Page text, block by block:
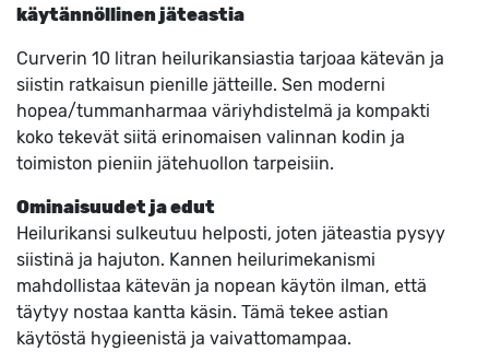
käytännöllinen jäteastia
Curverin 10 litran heilurikansiastia tarjoaa kätevän ja
siistin ratkaisun pienille jätteille. Sen moderni
hopea/tummanharmaa väriyhdistelmä ja kompakti
koko tekevät siitä erinomaisen valinnan kodin ja
toimiston pieniin jätehuollon tarpeisiin.
Ominaisuudet ja edut
Heilurikansi sulkeutuu helposti, joten jäteastia pysyy
siistinä ja hajuton. Kannen heilurimekanismi
mahdollistaa kätevän ja nopean käytön ilman, että
täytyy nostaa kantta käsin. Tämä tekee astian
käytöstä hygieenistä ja vaivattomampaa.